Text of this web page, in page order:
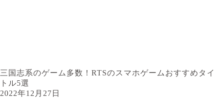
三国志系のゲーム多数！RTSのスマホゲームおすすめタイ
トル5選
2022年12月27日